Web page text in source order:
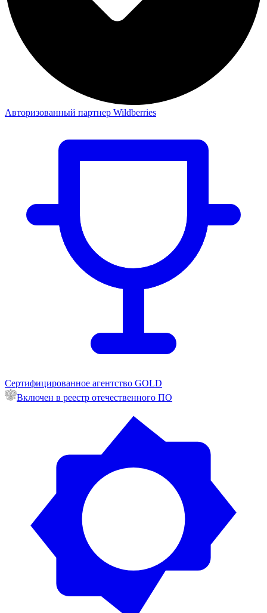
Авторизованный партнер Wildberries
Сертифицированное агентство GOLD
Включен в реестр отечественного ПО